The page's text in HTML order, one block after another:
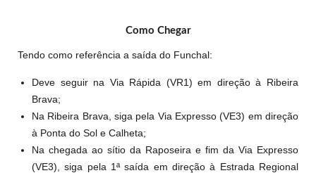
Como Chegar
Tendo como referência a saída do Funchal:
Deve seguir na Via Rápida (VR1) em direção à Ribeira
Brava;
Na Ribeira Brava, siga pela Via Expresso (VE3) em direção
à Ponta do Sol e Calheta;
Na chegada ao sítio da Raposeira e fim da Via Expresso
(VE3), siga pela 1ª saída em direção à Estrada Regional